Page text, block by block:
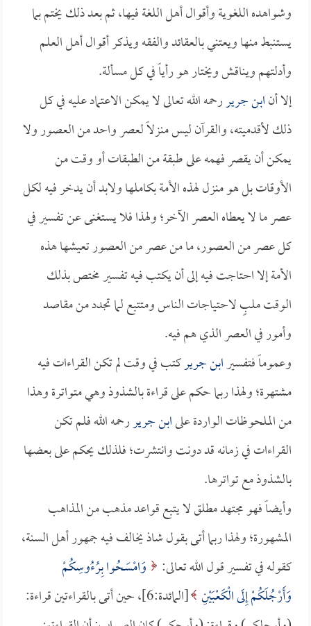
وشواهده اللغوية وأقوال أهل اللغة فيها، ثم بعد ذلك يختم بما
يستنبط منها ويعتني بالعقائد والفقه ويذكر أقوال أهل العلم
وأدلتهم ويناقش ويختار هو رأياً في كل مسألة.
إلا أنابن جريررحمه الله تعالى لا يمكن الاعتماد عليه في كل
ذلك لأقدميته، والقرآن ليس منزلاً لعصر واحد من العصور ولا
يمكن أن يقصر فهمه على طبقة من الطبقات أو وقت من
الأوقات بل هو منزل لهذه الأمة بكاملها ولابد أن يدخر فيه لكل
عصر ما لا يعطاه العصر الآخر؛ ولهذا فلا يستغنى عن تفسير في
كل عصر من العصور، ما من عصر من العصور تعيشها هذه
الأمة إلا احتاجت فيه إلى أن يكتب فيه تفسير مختص بذلك
الوقت ملبٍ لاحتياجات الناس ومتتبع لما تجدد من مقاصد
وأمور في العصر الذي هم فيه.
وعموماً فتفسيرابن جريركتب في وقت لم تكن القراءات فيه
مشتهرة؛ ولهذا ربما حكم على قراءة بالشذوذ وهي متواترة وهذا
من الملحوظات الواردة علىابن جريررحمه الله فلم تكن
القراءات في زمانه قد دونت وانتشرت؛ فلذلك يحكم على بعضها
بالشذوذ مع تواترها.
وأيضاً فهو مجتهد مطلق لا يتبع قواعد مذهب من المذاهب
المشهورة؛ ولهذا ربما أتى بقول شاذ يخالف فيه جمهور أهل السنة،
كقوله في تفسير قول الله تعالى:
وَامْسَحُوا بِرُءُوسِكُمْ
وَأَرْجُلَكُمْ إِلَى الْكَعْبَيْنِ
[المائدة:6]، حين أتى بالقراءتين قراءة: